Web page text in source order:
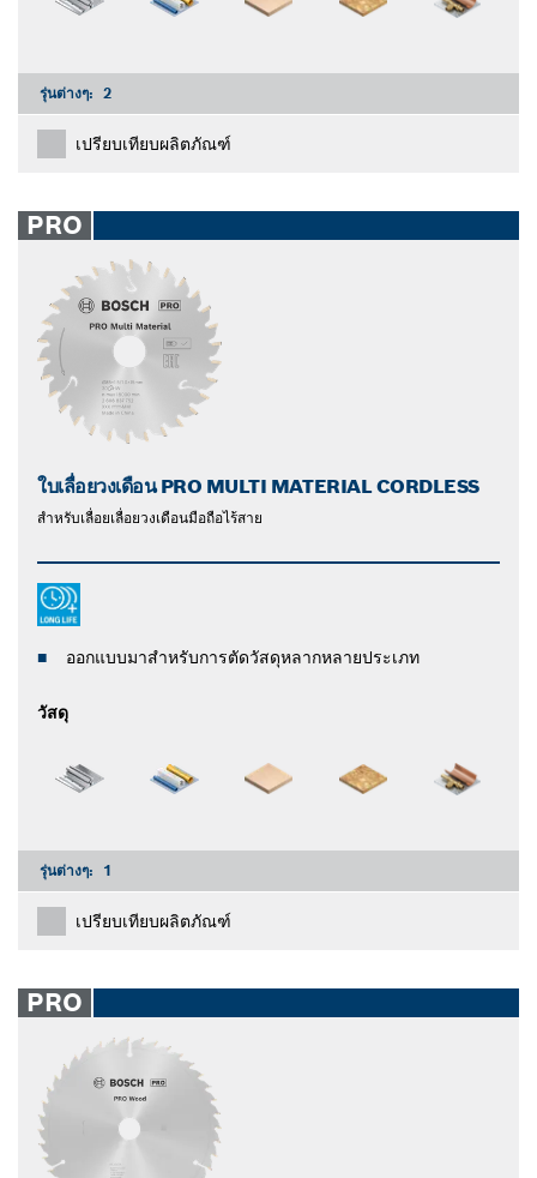
รุ่นต่างๆ: 2
เปรียบเทียบผลิตภัณฑ์
PRO
ใบเลื่อยวงเดือน PRO MULTI MATERIAL CORDLESS
สําหรับเลื่อยเลื่อยวงเดือนมือถือไร้สาย
ออกแบบมาสำหรับการตัดวัสดุหลากหลายประเภท
วัสดุ
รุ่นต่างๆ: 1
เปรียบเทียบผลิตภัณฑ์
PRO